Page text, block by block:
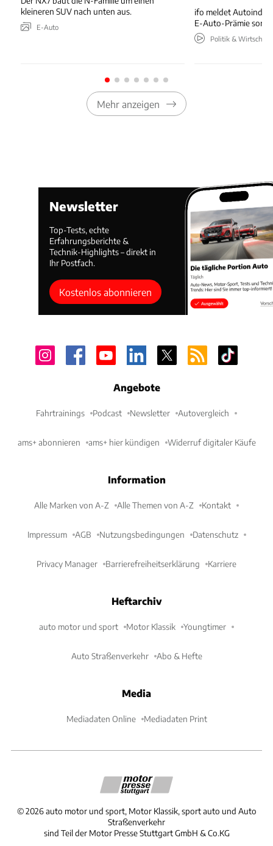
kleineren SUV nach unten aus.
E-Auto
ifo meldet
E-Auto-Prämie
Politik & Wirtschaft
Mehr anzeigen
Newsletter
Top-Tests, echte
Erfahrungsberichte &
Technik-Highlights – direkt in
Ihr Postfach.
Kostenlos abonnieren
Angebote
Fahrtrainings Podcast Newsletter Autovergleich
ams+ abonnieren ams+ hier kündigen Widerruf digitaler Käufe
Information
Alle Marken von A-Z Alle Themen von A-Z Kontakt
Impressum AGB Nutzungsbedingungen Datenschutz
Privacy Manager Barrierefreiheitserklärung Karriere
Heftarchiv
auto motor und sport Motor Klassik Youngtimer
Auto Straßenverkehr Abo & Hefte
Media
Mediadaten Online Mediadaten Print
©2026 auto motor und sport, Motor Klassik, sport auto und Auto
Straßenverkehr
sind Teil der Motor Presse Stuttgart GmbH & Co.KG